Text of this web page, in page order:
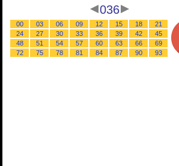
036
00 03 06 09 12 15 18
21
24
27 30 33 36 39 42
45
48
51 54 57 60 63 66
69
72
75 78 81 84 87 90 93